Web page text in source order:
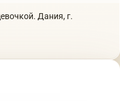
Дания, г.